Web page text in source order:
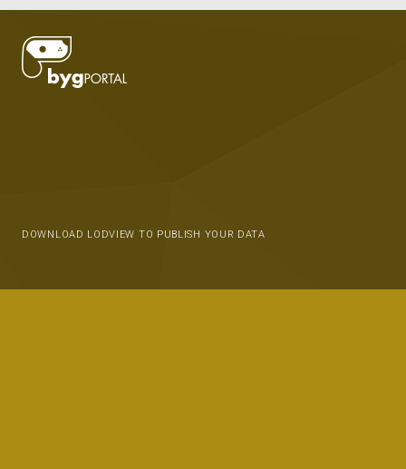
DOWNLOAD LODVIEW TO PUBLISH YOUR DATA